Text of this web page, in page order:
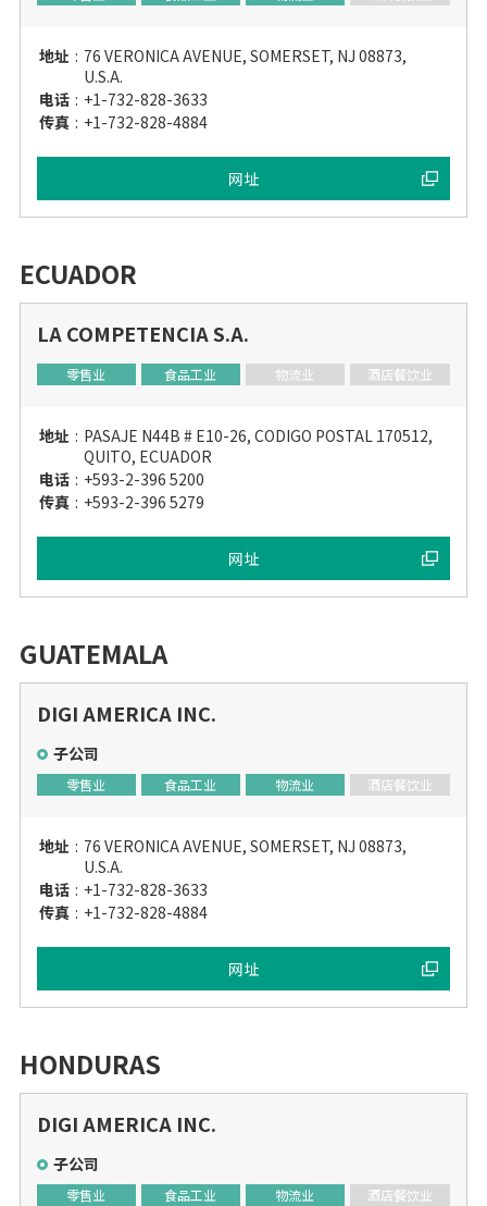
地址 : 76 VERONICA AVENUE, SOMERSET, NJ 08873,
U.S.A.
电话 : +1-732-828-3633
传真 : +1-732-828-4884
网址
ECUADOR
LA COMPETENCIA S.A.
零售业 食品工业 物流业 酒店餐饮业
地址 : PASAJE N44B # E10-26, CODIGO POSTAL 170512,
QUITO, ECUADOR
电话 : +593-2-396 5200
传真 : +593-2-396 5279
网址
GUATEMALA
DIGI AMERICA INC.
子公司
零售业 食品工业 物流业 酒店餐饮业
地址 : 76 VERONICA AVENUE, SOMERSET, NJ 08873,
U.S.A.
电话 : +1-732-828-3633
传真 : +1-732-828-4884
网址
HONDURAS
DIGI AMERICA INC.
子公司
零售业 食品工业 物流业 酒店餐饮业